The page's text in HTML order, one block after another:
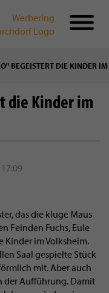
BEGEISTERT DIE KINDER
die Kinder im
das die kluge Maus
Feinden Fuchs, Eule
Kinder im Volksheim.
Saal gespielte Stück
mit. Aber auch
der Aufführung. Damit